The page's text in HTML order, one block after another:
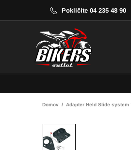
Pokličite 04 235 48 90
Domov Adapter Held Slide system